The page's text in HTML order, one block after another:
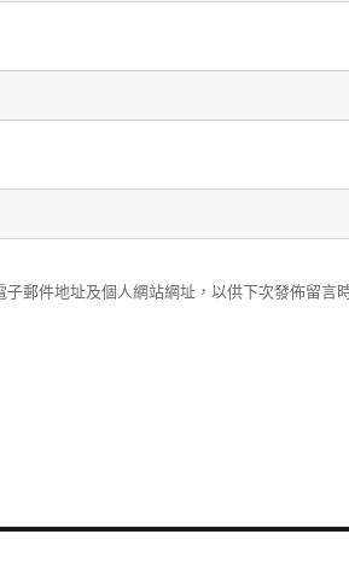
郵件地址及個人網站網址，以供下次發佈留言